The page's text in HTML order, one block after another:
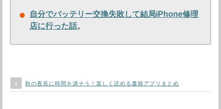
自分でバッテリー交換失敗して結局iPhone修理
店に行った話。
秋の夜長に時間を潰そう！楽しく読める書籍アプリまとめ